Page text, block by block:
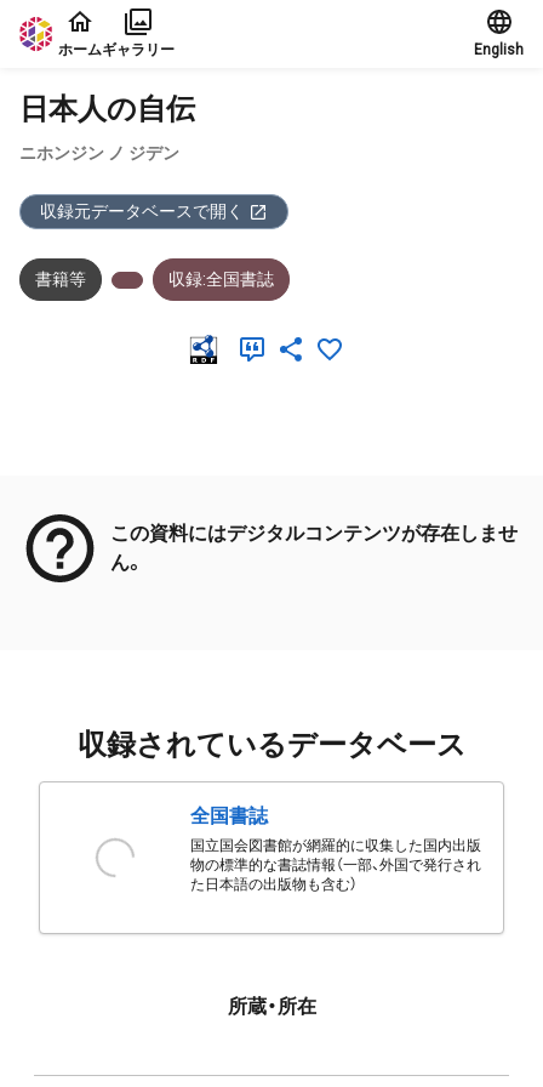
本文に飛ぶ
ホームギャラリー English
日本人の自伝
ニホンジン ノ ジデン
収録元データベースで開く
書籍等 収録:全国書誌
この資料にはデジタルコンテンツが存在しませ
ん。
収録されているデータベース
全国書誌
国立国会図書館が網羅的に収集した国内出版
物の標準的な書誌情報（一部、外国で発行され
た日本語の出版物も含む）
所蔵・所在